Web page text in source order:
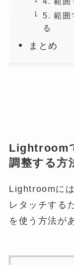
5. 範囲
る
まとめ
Lightroom
調整する方
Lightroomに
レタッチする
を使う方法が